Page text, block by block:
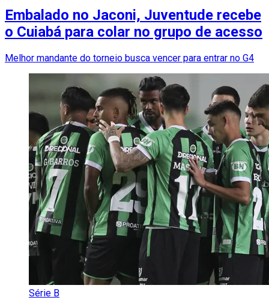
Embalado no Jaconi, Juventude recebe
o Cuiabá para colar no grupo de acesso
Melhor mandante do torneio busca vencer para entrar no G4
Série B